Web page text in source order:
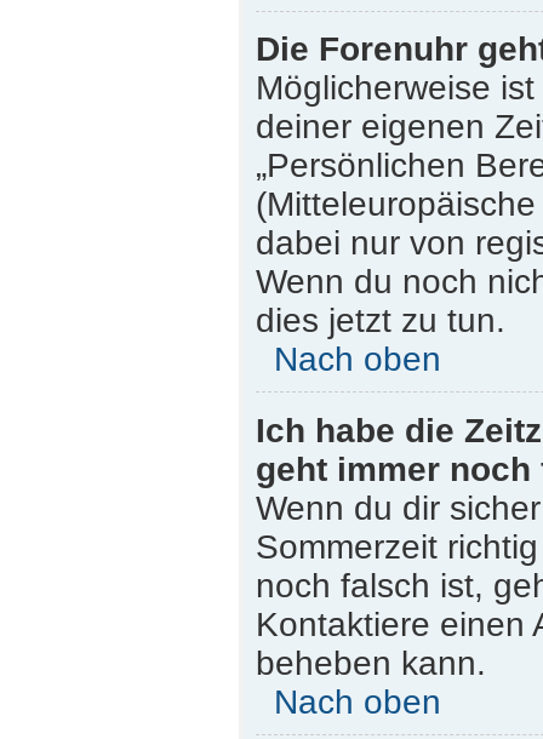
Die Forenuhr
Möglicherweise
deiner eigenen
„Persönlichen
dabei nur von
Wenn du noch
dies jetzt zu tun.
Nach oben
Ich habe die
geht immer noch
Wenn du dir
Sommerzeit
noch falsch ist,
Kontaktiere einen
beheben kann.
Nach oben